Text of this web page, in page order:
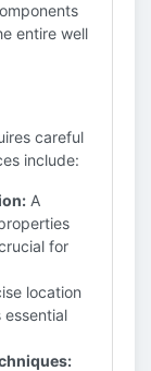
entire well
careful
include:
A
for
location